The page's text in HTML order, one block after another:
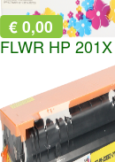
€ 0,00